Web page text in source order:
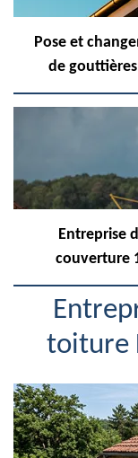
Pose et
de
Entreprise
couverture
toiture